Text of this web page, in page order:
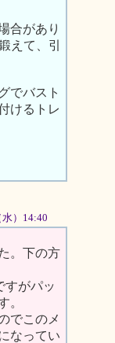
合があり
えて、引
でバスト
けるトレ
）14:40
。下の方
すがパッ
。
でこのメ
なってい